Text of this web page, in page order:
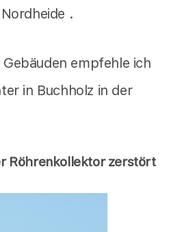
.
empfehle ich
in Buchholz in der
Röhrenkollektor zerstört